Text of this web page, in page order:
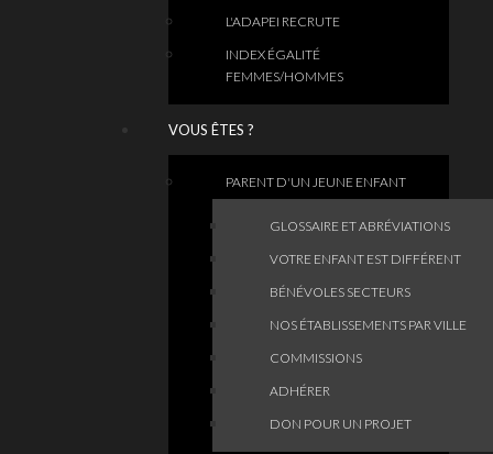
L'ADAPEI RECRUTE
INDEX ÉGALITÉ
FEMMES/HOMMES
VOUS ÊTES ?
PARENT D'UN JEUNE ENFANT
GLOSSAIRE ET ABRÉVIATIONS
VOTRE ENFANT EST DIFFÉRENT
BÉNÉVOLES SECTEURS
NOS ÉTABLISSEMENTS PAR VILLE
COMMISSIONS
ADHÉRER
DON POUR UN PROJET